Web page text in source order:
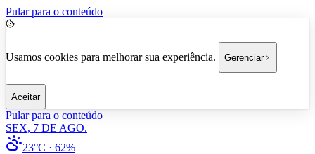
Pular para o conteúdo
Usamos cookies para melhorar sua experiência. Gerenciar
Aceitar
Pular para o conteúdo
SEX, 7 DE AGO.
23°C · 62%